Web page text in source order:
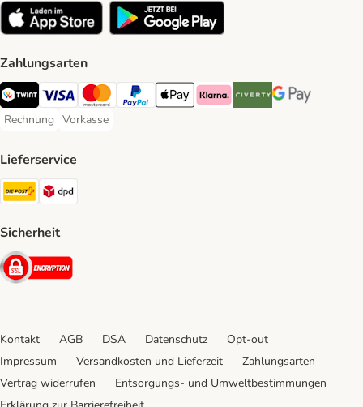
Zahlungsarten
TWINT Payment Method
Visa Payment Method
MasterCard Payment Method
PayPal Payment Method
Apple Pay Payment Method
Klarna Payment Method
Riverty Payment Method
Google Pay
Rechnung
Rechnung Payment Method
Vorkasse
Vorkasse Payment Method
Lieferservice
Die Post Shipping Method
Sicherheit
Security
Kontakt AGB DSA Datenschutz
Opt-out
Impressum
Versandkosten und Lieferzeit
Zahlungsarten
Vertrag widerrufen
Entsorgungs- und Umweltbestimmungen